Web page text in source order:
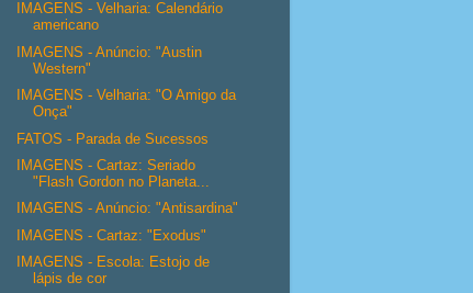
IMAGENS - Velharia: Calendário
americano
IMAGENS - Anúncio: "Austin
Western"
IMAGENS - Velharia: "O Amigo da
Onça"
FATOS - Parada de Sucessos
IMAGENS - Cartaz: Seriado
"Flash Gordon no Planeta...
IMAGENS - Anúncio: "Antisardina"
IMAGENS - Cartaz: "Exodus"
IMAGENS - Escola: Estojo de
lápis de cor